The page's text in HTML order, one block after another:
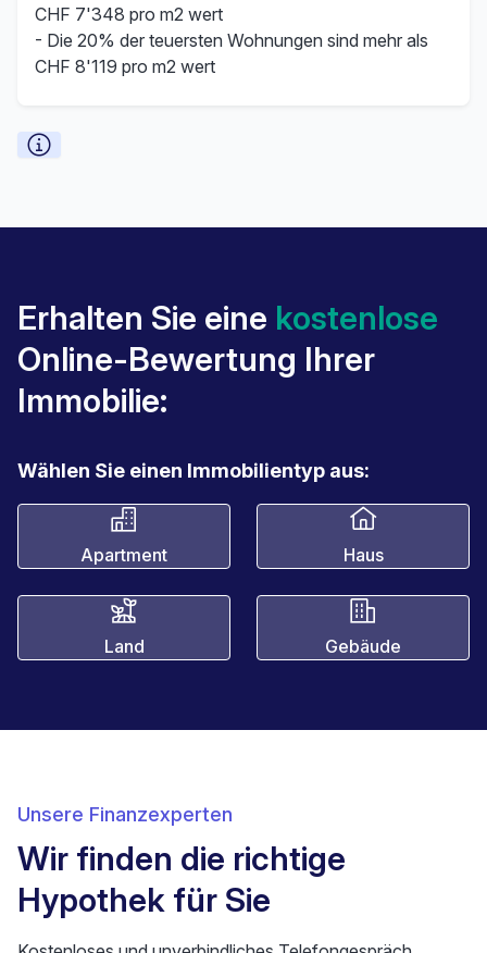
CHF 7'348 pro m2 wert
- Die 20% der teuersten Wohnungen sind mehr als
CHF 8'119 pro m2 wert
Erhalten Sie eine kostenlose
Online-Bewertung Ihrer
Immobilie:
Wählen Sie einen Immobilientyp aus:
Apartment Haus
Land Gebäude
Unsere Finanzexperten
Wir finden die richtige
Hypothek für Sie